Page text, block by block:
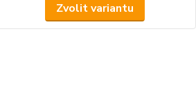
Zvolit variantu